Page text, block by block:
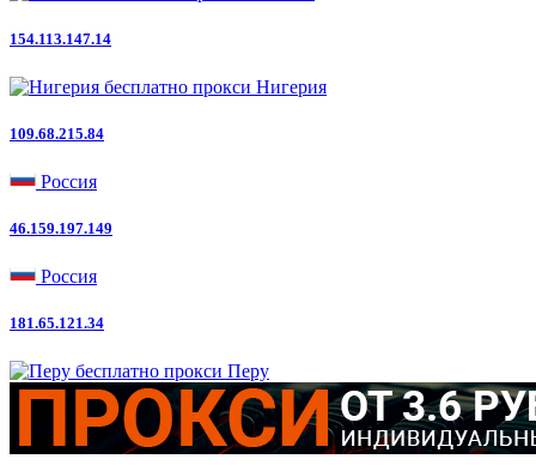
154.113.147.14
Нигерия
109.68.215.84
Россия
46.159.197.149
Россия
181.65.121.34
Перу